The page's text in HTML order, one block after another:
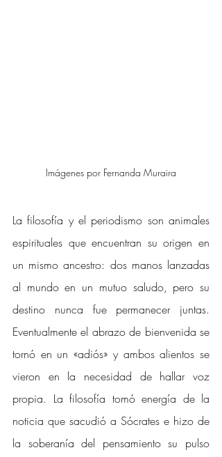
Imágenes por Fernanda Muraira
La filosofía y el periodismo son animales
espirituales que encuentran su origen en
un mismo ancestro: dos manos lanzadas
al mundo en un mutuo saludo, pero su
destino nunca fue permanecer juntas.
Eventualmente el abrazo de bienvenida se
tornó en un «adiós» y ambos alientos se
vieron en la necesidad de hallar voz
propia. La filosofía tomó energía de la
noticia que sacudió a Sócrates e hizo de
la soberanía del pensamiento su pulso